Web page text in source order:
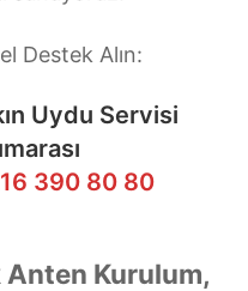
Destek Alın:
Uydu Servisi
390 80 80
Anten Kurulum,